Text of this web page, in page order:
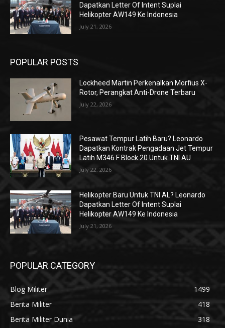
Dapatkan Letter Of Intent Suplai
Helikopter AW149 Ke Indonesia
July 21, 2026
POPULAR POSTS
Lockheed Martin Perkenalkan Morfius X-
Rotor, Perangkat Anti-Drone Terbaru
July 22, 2026
Pesawat Tempur Latih Baru? Leonardo
Dapatkan Kontrak Pengadaan Jet Tempur
Latih M346 F Block 20 Untuk TNI AU
July 22, 2026
Helikopter Baru Untuk TNI AL? Leonardo
Dapatkan Letter Of Intent Suplai
Helikopter AW149 Ke Indonesia
July 21, 2026
POPULAR CATEGORY
Blog Militer
1499
Berita Militer
418
Berita Militer Dunia
318